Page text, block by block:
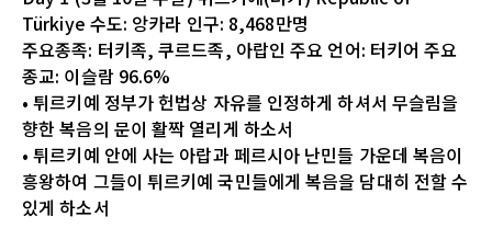
Türkiye 수도: 앙카라 인구: 8,468만명
주요종족: 터키족, 쿠르드족, 아랍인 주요 언어: 터키어 주요
종교: 이슬람 96.6%
• 튀르키예 정부가 헌법상 자유를 인정하게 하셔서 무슬림을
향한 복음의 문이 활짝 열리게 하소서
• 튀르키예 안에 사는 아랍과 페르시아 난민들 가운데 복음이
흥왕하여 그들이 튀르키예 국민들에게 복음을 담대히 전할 수
있게 하소서